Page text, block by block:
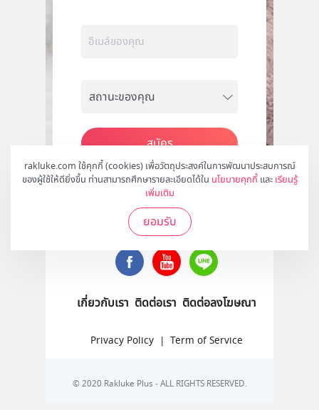
rakluke.com ใช้คุกกี้ (cookies) เพื่อวัตถุประสงค์ในการพัฒนาประสบการณ์
ของผู้ใช้ให้ดียิ่งขึ้น ท่านสามารถศึกษารายละเอียดได้ใน นโยบายคุกกี้ และ เรียนรู้
เพิ่มเติม
ยอมรับ
สมัคร
ติดตามเราได้ที่
เกี่ยวกับเรา ติดต่อเรา ติดต่อลงโฆษณา
Privacy Policy | Term of Service
© 2020 Rakluke Plus - ALL RIGHTS RESERVED.